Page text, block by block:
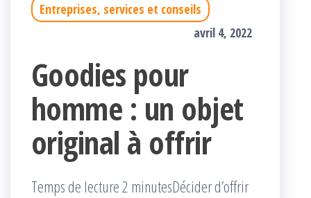
Entreprises, services et conseils
avril 4, 2022
Goodies pour
homme : un objet
original à offrir
Temps de lecture 2 minutesDécider d’offrir